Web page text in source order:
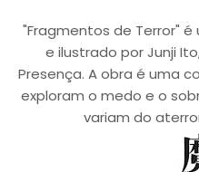
"Fragmentos de Terror"
e ilustrado por Junji
Presença. A obra é uma
exploram o medo e o
variam do